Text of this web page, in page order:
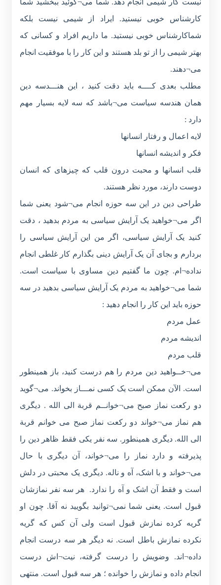
نیست کار شیمی انجام دهد. شما می¬گوئید ببخشید شما
کارشناس خوبی نیستید. ایراد از شیمی نیست بلکه
شماکارشناس خوبی نیستید. ما داریم افراد و کسانی که
بهتر شیمی را از تو بلد هستند و این کار را با موفقیت انجام
می¬دهند.
مطلب بعدی کــــه باید دقت کنید ، این هنـــدسه دین
همان هندسه سیاست می¬باشد که سه لایه بسیار مهم
دارد :
لایه اعمال و رفتار انسانها
فکر و اندیشه انسانها
قلب انسانها و محبت درون قلب که چیزهای که انسان
دوست دارند، مورد نظر هستند.
طراحی دین در این سه حوزه انجام می¬شود یعنی شما
اگر می¬خواهید یک آرایش سیاسی به مردم بدهید ، دقت
کنید یک آرایش سیاسی، اگر من این آرایش سیاسی را
بردارم و بجای آن یک آرایش دینی بگذارم کار غلطی انجام
نداده¬ام. چون ما گفتیم دین مساوی با سیاست است.
شما می¬خواهید به مردم یک آرایش سیاسی بدهید در سه
حوزه باید این کار را انجام دهید :
عمل مردم
اندیشه مردم
قلب مردم
می¬خــواهید دین مردم را هم درست کنید، باز همینطور
است. الآن ممکن است یک کسی نمـــاز بخواند. می¬گوید
دو رکعت نماز صبح می¬خوانــم قربة الی الله . دیگری
هم نماز می¬خواند دو رکعت نماز صبح می خوانم قربة
الی الله. دیگری همینطور. سه نفر یکی فقط ظاهر دین را
پذیرفته و دارد نماز را می¬خواند، آن دیگری با حال
می¬خواند و با اشک، آه و ناله. دیگری یک محبتی در دلش
است و فقط آن اشک و آه را ندارد. هر سه نفر نمازشان
قبول است. یعنی شما نمی¬توانید بگویید نه آقا. چون او
گریه کرده نمازش قبول است ولی آن کس که گریه
نکرده نمازش باطل است. نه دیگر هر سه درست انجام
داده¬اند. وضویش را درست گرفته، نیت¬اش درست
انجام داده و نمازش را خوانده ؛ هر سه قبول است. منتهی